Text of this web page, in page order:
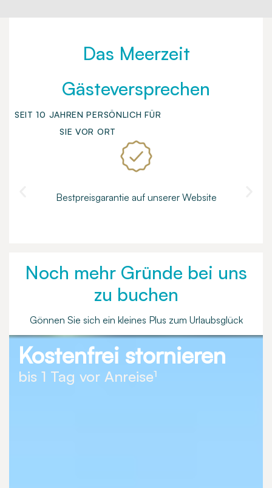
Das Meerzeit
Gästeversprechen
SEIT 10 JAHREN PERSÖNLICH FÜR
SIE VOR ORT
Bestpreisgarantie auf unserer Website
Noch mehr Gründe bei uns
zu buchen
Gönnen Sie sich ein kleines Plus zum Urlaubsglück
Kostenfrei stornieren
bis 1 Tag vor Anreise¹